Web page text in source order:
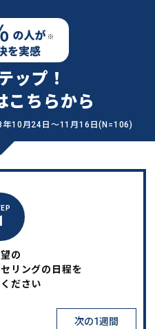
ップ！
こちらから
10月24日〜11月16日(N=106)
の
リングの日程を
ださい
次の1週間